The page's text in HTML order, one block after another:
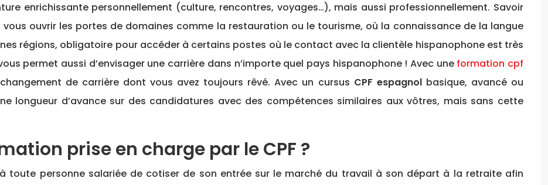
enrichissante personnellement (culture, rencontres, voyages…), mais aussi professionnellement. Savoir
ouvrir les portes de domaines comme la restauration ou le tourisme, où la connaissance de la langue
régions, obligatoire pour accéder à certains postes où le contact avec la clientèle hispanophone est très
permet aussi d’envisager une carrière dans n’importe quel pays hispanophone ! Avec une formation cpf
de carrière dont vous avez toujours rêvé. Avec un cursus CPF espagnolbasique, avancé ou
longueur d’avance sur des candidatures avec des compétences similaires aux vôtres, mais sans cette
prise en charge par le CPF ?
toute personne salariée de cotiser de son entrée sur le marché du travail à son départ à la retraite afin